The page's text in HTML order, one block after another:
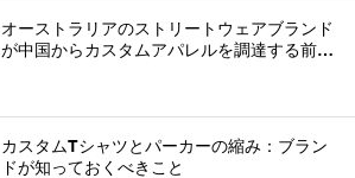
オーストラリアのストリートウェアブランド
が中国からカスタムアパレルを調達する前に
カスタムTシャツとパーカーの縮み：ブラン
ドが知っておくべきこと